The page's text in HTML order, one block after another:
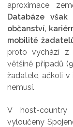
aproximace
Databáze
občanství,
mobilitě
proto vychází z
většině případů
žadatele, ačkoli
nemusí.
V host-
vyloučeny